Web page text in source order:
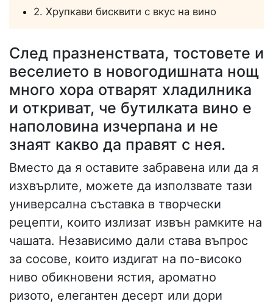
2. Хрупкави бисквити с вкус на вино
След празненствата, тостовете и
веселието в новогодишната нощ
много хора отварят хладилника
и откриват, че бутилката вино е
наполовина изчерпана и не
знаят какво да правят с нея.
Вместо да я оставите забравена или да я
изхвърлите, можете да използвате тази
универсална съставка в творчески
рецепти, които излизат извън рамките на
чашата. Независимо дали става въпрос
за сосове, които издигат на по-високо
ниво обикновени ястия, ароматно
ризото, елегантен десерт или дори